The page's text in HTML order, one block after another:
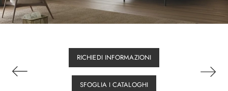
RICHIEDI INFORMAZIONI
SFOGLIA I CATALOGHI